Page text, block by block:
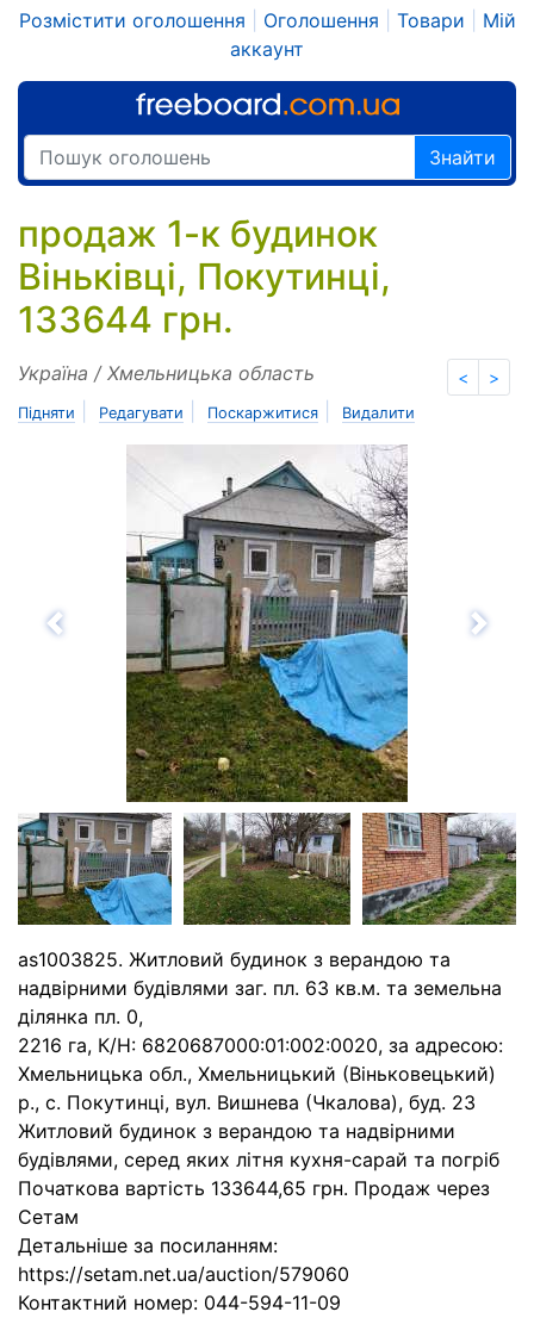
Розмістити оголошення Оголошення Товари
Мій
аккаунт
Знайти
продаж 1-к будинок
Віньківці, Покутинці,
133644 грн.
< >
Україна / Хмельницька область
Підняти Редагувати Поскаржитися Видалити
Назад
as1003825. Житловий будинок з верандою та
надвірними будівлями заг. пл. 63 кв.м. та земельна
ділянка пл. 0,
2216 га, К/Н: 6820687000:01:002:0020, за адресою:
Хмельницька обл., Хмельницький (Віньковецький)
р., с. Покутинці, вул. Вишнева (Чкалова), буд. 23
Житловий будинок з верандою та надвірними
будівлями, серед яких літня кухня-сарай та погріб
Початкова вартість 133644,65 грн. Продаж через
Сетам
Детальніше за посиланням:
https://setam.net.ua/auction/579060
Контактний номер: 044-594-11-09